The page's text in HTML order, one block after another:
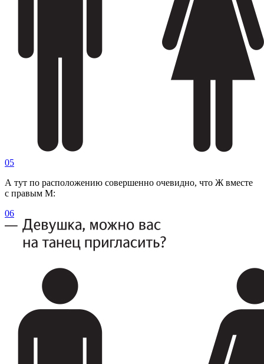
05
А тут по расположению совершенно очевидно, что Ж вместе
с правым М:
06